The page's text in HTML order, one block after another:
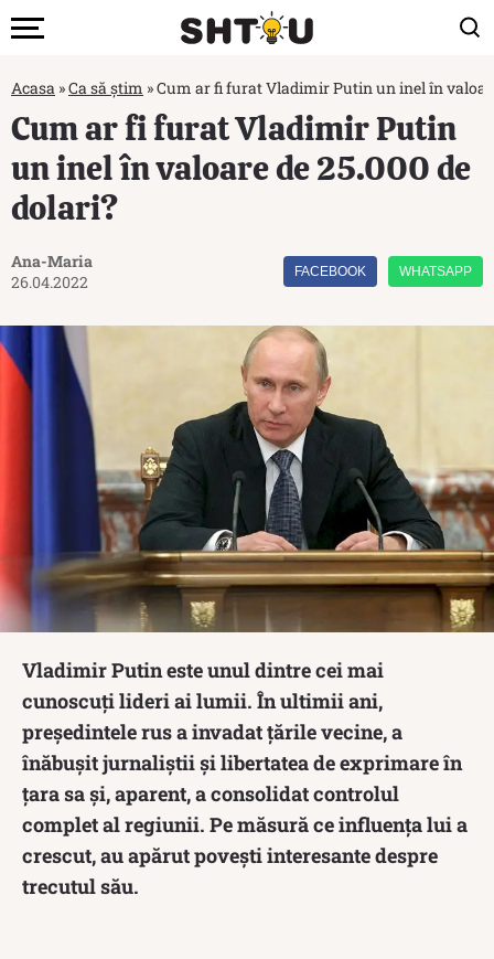
Acasa »Ca să știm »Cum ar fi furat Vladimir Putin un inel în
Cum ar fi furat Vladimir Putin
un inel în valoare de 25.000 de
dolari?
Ana-Maria
26.04.2022
FACEBOOK WHATSAPP
Vladimir Putin este unul dintre cei mai
cunoscuți lideri ai lumii. În ultimii ani,
președintele rus a invadat țările vecine, a
înăbușit jurnaliștii și libertatea de exprimare în
țara sa și, aparent, a consolidat controlul
complet al regiunii. Pe măsură ce influența lui a
crescut, au apărut povești interesante despre
trecutul său.